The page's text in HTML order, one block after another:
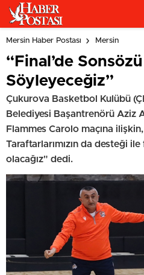
Mersin Haber Postası Mersin
“Final’de
Söyleyeceğiz”
Çukurova Basketbol Kulübü
Belediyesi Başantrenörü Aziz
Flammes Carolo maçına
Taraftarlarımızın da desteği
olacağız" dedi.